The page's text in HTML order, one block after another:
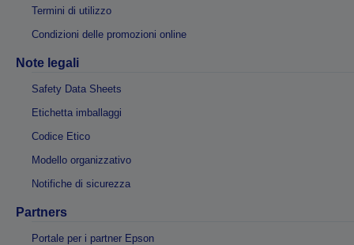
Termini di utilizzo
Condizioni delle promozioni online
Note legali
Safety Data Sheets
Etichetta imballaggi
Codice Etico
Modello organizzativo
Notifiche di sicurezza
Partners
Portale per i partner Epson